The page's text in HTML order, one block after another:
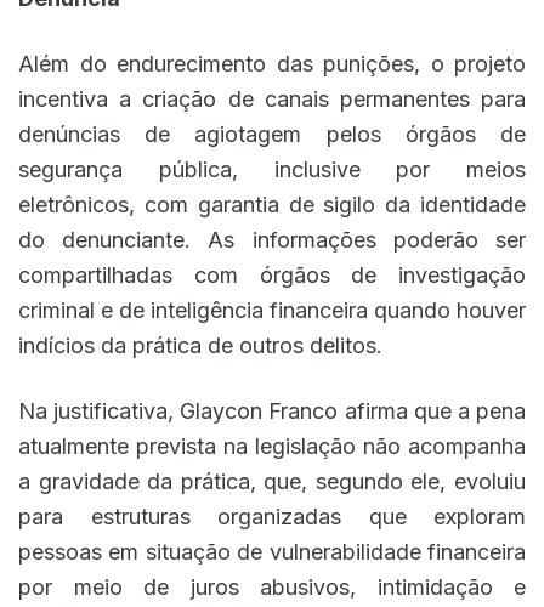
Além do endurecimento das punições, o projeto
incentiva a criação de canais permanentes para
denúncias de agiotagem pelos órgãos de
segurança pública, inclusive por meios
eletrônicos, com garantia de sigilo da identidade
do denunciante. As informações poderão ser
compartilhadas com órgãos de investigação
criminal e de inteligência financeira quando houver
indícios da prática de outros delitos.
Na justificativa, Glaycon Franco afirma que a pena
atualmente prevista na legislação não acompanha
a gravidade da prática, que, segundo ele, evoluiu
para estruturas organizadas que exploram
pessoas em situação de vulnerabilidade financeira
por meio de juros abusivos, intimidação e